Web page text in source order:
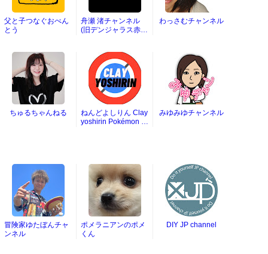
父と子つなぐおべん
とう
舟瀬 渚チャンネル
(旧デンジャラス赤
わっさむチャンネル
ちゅるちゃんねる
ねんどよしりん Clay
yoshirin Pokémon Cl
みゆみゆチャンネル
冒険家ゆたぼんチャ
ンネル
ポメラニアンのポメ
くん
DIY JP channel